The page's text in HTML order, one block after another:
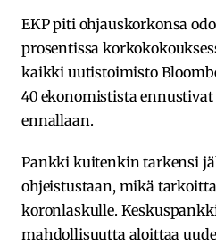
EKP piti ohjauskorkonsa
prosentissa
kaikki uutistoimisto
40 ekonomistista
ennallaan.
Pankki kuitenkin tarkensi
ohjeistustaan, mikä
koronlaskulle.
mahdollisuutta aloittaa